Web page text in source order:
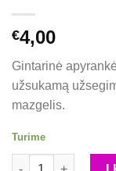
€4,00
Gintarinė
užsukamą
mazgelis.
Turime
produkto kiekis: